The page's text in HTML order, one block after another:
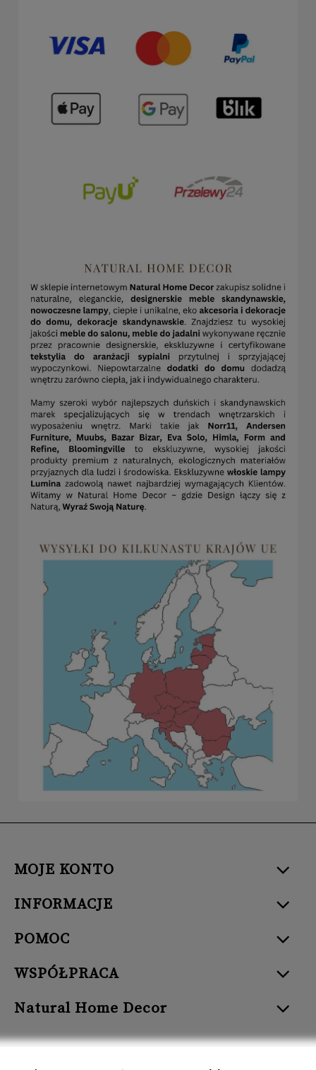
MOJE KONTO
INFORMACJE
POMOC
WSPÓŁPRACA
Natural Home Decor